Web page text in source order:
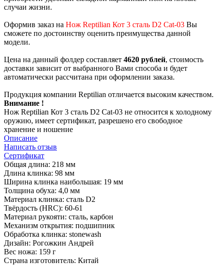
случаи жизни.
Оформив заказ на Нож Reptilian Кот 3 сталь D2 Cat-03 Вы
сможете по достоинству оценить преимущества данной
модели.
Цена на данный фолдер составляет 4620 рублей, стоимость
доставки зависит от выбранного Вами способа и будет
автоматически рассчитана при оформлении заказа.
Продукция компании Reptilian отличается высоким качеством.
Внимание !
Нож Reptilian Кот 3 сталь D2 Cat-03 не относится к холодному
оружию, имеет сертификат, разрешено его свободное
хранение и ношение
Описание
Написать отзыв
Сертификат
Общая длина: 218 мм
Длина клинка: 98 мм
Ширина клинка наибольшая: 19 мм
Толщина обуха: 4,0 мм
Материал клинка: сталь D2
Твёрдость (HRC): 60-61
Материал рукояти: сталь, карбон
Механизм открытия: подшипник
Обработка клинка: stonewash
Дизайн: Рогожкин Андрей
Вес ножа: 159 г
Страна изготовитель: Китай